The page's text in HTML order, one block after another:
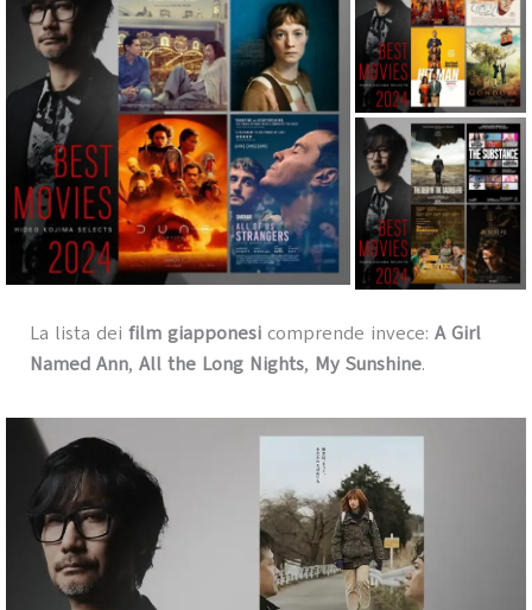
La lista dei film giapponesicomprende invece: A Girl
Named Ann, All the Long Nights, My Sunshine.